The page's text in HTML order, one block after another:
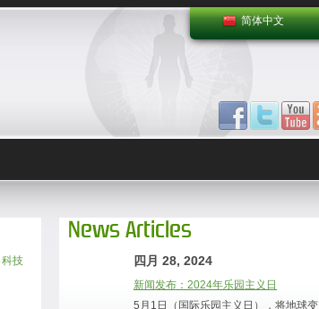
简体中文
科技
News Articles
四月 28, 2024
新闻发布：2024年乐园主义日
5月1日（国际乐园主义日），将地球变